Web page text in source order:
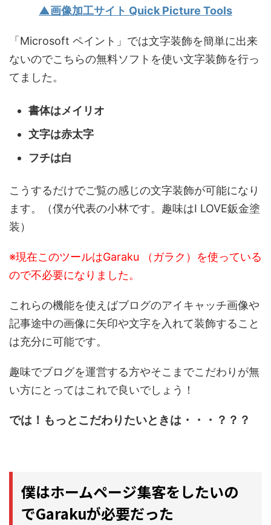
▲画像加工サイト Quick Picture Tools
「Microsoft ペイント」では文字装飾を簡単に出来
ないのでこちらの無料ソフトを使い文字装飾を行っ
てました。
書体はメイリオ
文字は赤太字
フチは白
こうするだけでご覧の感じの文字装飾が可能になり
ます。（僕が代表の小林です。趣味はI LOVE鈑金塗
装）
※現在このツールはGaraku （ガラク）を使っている
ので不必要になりました。
これらの機能を使えばブログのアイキャッチ画像や
記事途中の画像に矢印や文字を入れて装飾すること
は充分に可能です。
趣味でブログを運営する方やそこまでこだわりが無
い方にとってはこれで良いでしょう！
では！もっとこだわりたいときは・・・？？？
僕はホームページ集客をしたいの
でGarakuが必要だった